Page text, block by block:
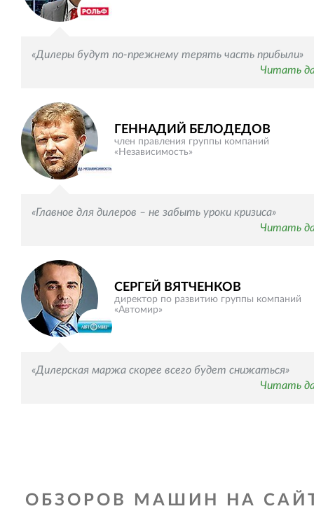
«Дилеры будут по-прежнему терять часть прибыли»
Читать
ГЕННАДИЙ БЕЛОДЕДОВ
член правления группы компаний
«Независимость»
«Главное для дилеров – не забыть уроки кризиса»
Читать
СЕРГЕЙ ВЯТЧЕНКОВ
директор по развитию группы компаний
«Автомир»
«Дилерская маржа скорее всего будет снижаться»
Читать
ОБЗОРОВ МАШИН НА